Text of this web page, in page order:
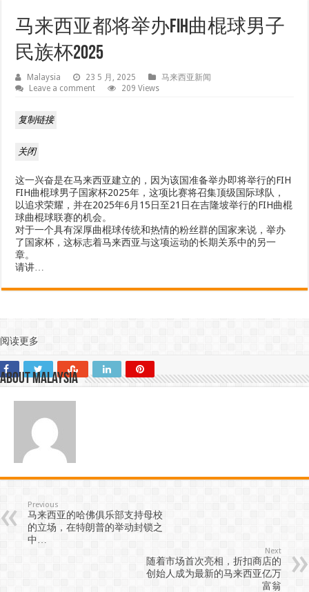
马来西亚都将举办FIH曲棍球男子
民族杯2025
Malaysia 23 5 月, 2025
马来西亚新闻
Leave a comment
209 Views
复制链接
关闭
这一兴奋是在马来西亚建立的，因为该国准备举办即将举行的FIH
FIH曲棍球男子国家杯2025年，这项比赛将召集顶级国际球队，
以追求荣耀，并在2025年6月15日至21日在吉隆坡举行的FIH曲棍
球曲棍球联赛的机会。
对于一个具有深厚曲棍球传统和热情的粉丝群的国家来说，举办
了国家杯，这标志着马来西亚与这项运动的长期关系中的另一
章。
请讲…
阅读更多
About Malaysia
Previous
马来西亚的哈佛俱乐部支持母校
的立场，在特朗普的举动封锁之
中…
Next
随着市场首次亮相，折扣商店的
创始人成为最新的马来西亚亿万
富翁